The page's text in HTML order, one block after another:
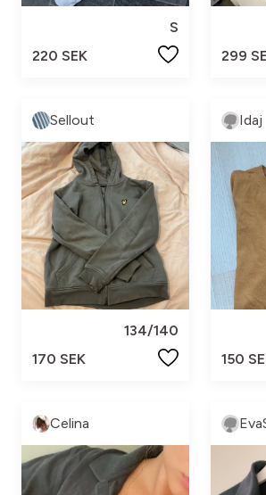
S
220 SEK
299
Sellout
134/140
170 SEK
Idaj
150
Celina